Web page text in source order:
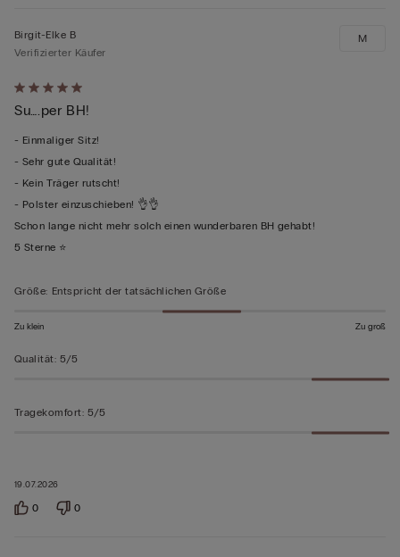
Mit
5
von
bewertet
19.07.2026
Birgit-Elke B
Verifizierter Käufer
Su….per BH!
- Einmaliger Sitz!
- Sehr gute Qualität!
- Kein Träger rutscht!
- Polster einzuschieben! 👌👌
Schon lange nicht mehr solch einen wunderbaren BH gehabt!
5 Sterne ⭐️
M
Größe: Entspricht der tatsächlichen Größe
Zu klein Zu groß
Qualität: 5/5
Tragekomfort: 5/5
0 0